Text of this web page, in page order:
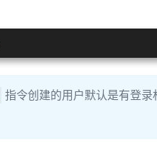
指令创建的用户默认是有登录